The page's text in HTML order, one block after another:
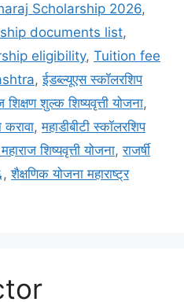
Scholarship 2026,
documents list,
eligibility, Tuition fee
,ईडब्ल्यूएस स्कॉलरशिप
शिक्षण शुल्क शिष्यवृत्ती योजना,
,महाडीबीटी स्कॉलरशिप
शिष्यवृत्ती योजना,राजर्षी
,शैक्षणिक योजना महाराष्ट्र